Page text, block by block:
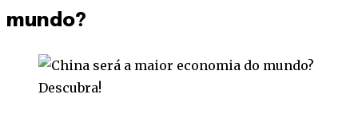
mundo?